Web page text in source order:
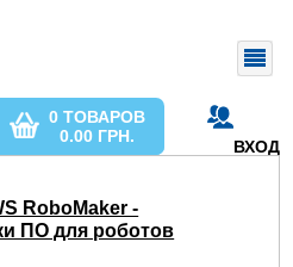
ВХОД
0 ТОВАРОВ
0.00 ГРН.
RoboMaker -
ПО для роботов